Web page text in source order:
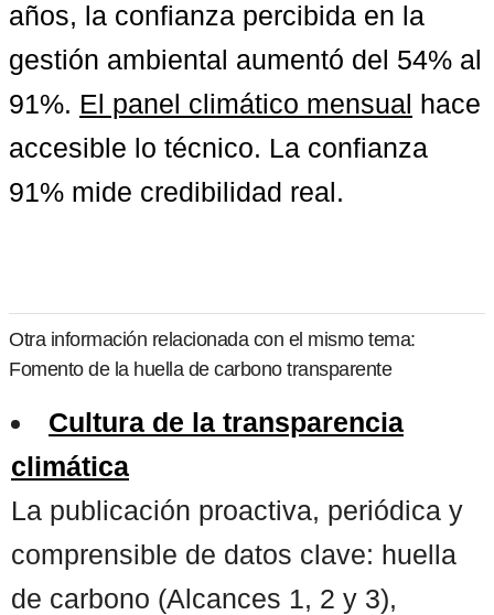
años, la confianza percibida en la
gestión ambiental aumentó del 54% al
91%. El panel climático mensual hace
accesible lo técnico. La confianza
91% mide credibilidad real.
Otra información relacionada con el mismo tema:
Fomento de la huella de carbono transparente
Cultura de la transparencia
climática
La publicación proactiva, periódica y
comprensible de datos clave: huella
de carbono (Alcances 1, 2 y 3),